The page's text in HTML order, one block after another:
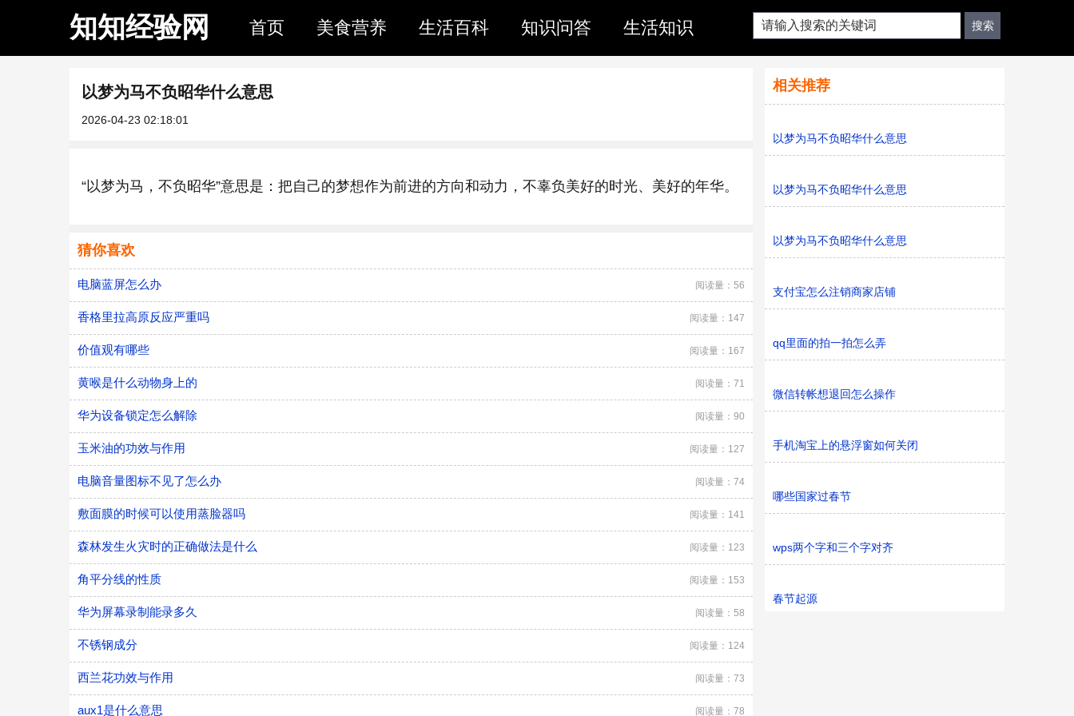
知知经验网 首页 美食营养 生活百科 知识问答 生活知识
以梦为马不负昭华什么意思
2026-04-23 02:18:01
“以梦为马，不负昭华”意思是：把自己的梦想作为前进的方向和动力，不辜负美好的时光、美好的年华。
猜你喜欢
电脑蓝屏怎么办 阅读量：56
香格里拉高原反应严重吗 阅读量：147
价值观有哪些 阅读量：167
黄喉是什么动物身上的 阅读量：71
华为设备锁定怎么解除 阅读量：90
玉米油的功效与作用 阅读量：127
电脑音量图标不见了怎么办 阅读量：74
敷面膜的时候可以使用蒸脸器吗 阅读量：141
森林发生火灾时的正确做法是什么 阅读量：123
角平分线的性质 阅读量：153
华为屏幕录制能录多久 阅读量：58
不锈钢成分 阅读量：124
西兰花功效与作用 阅读量：73
aux1是什么意思 阅读量：78
相关推荐
以梦为马不负昭华什么意思
以梦为马不负昭华什么意思
以梦为马不负昭华什么意思
支付宝怎么注销商家店铺
qq里面的拍一拍怎么弄
微信转帐想退回怎么操作
手机淘宝上的悬浮窗如何关闭
哪些国家过春节
wps两个字和三个字对齐
春节起源